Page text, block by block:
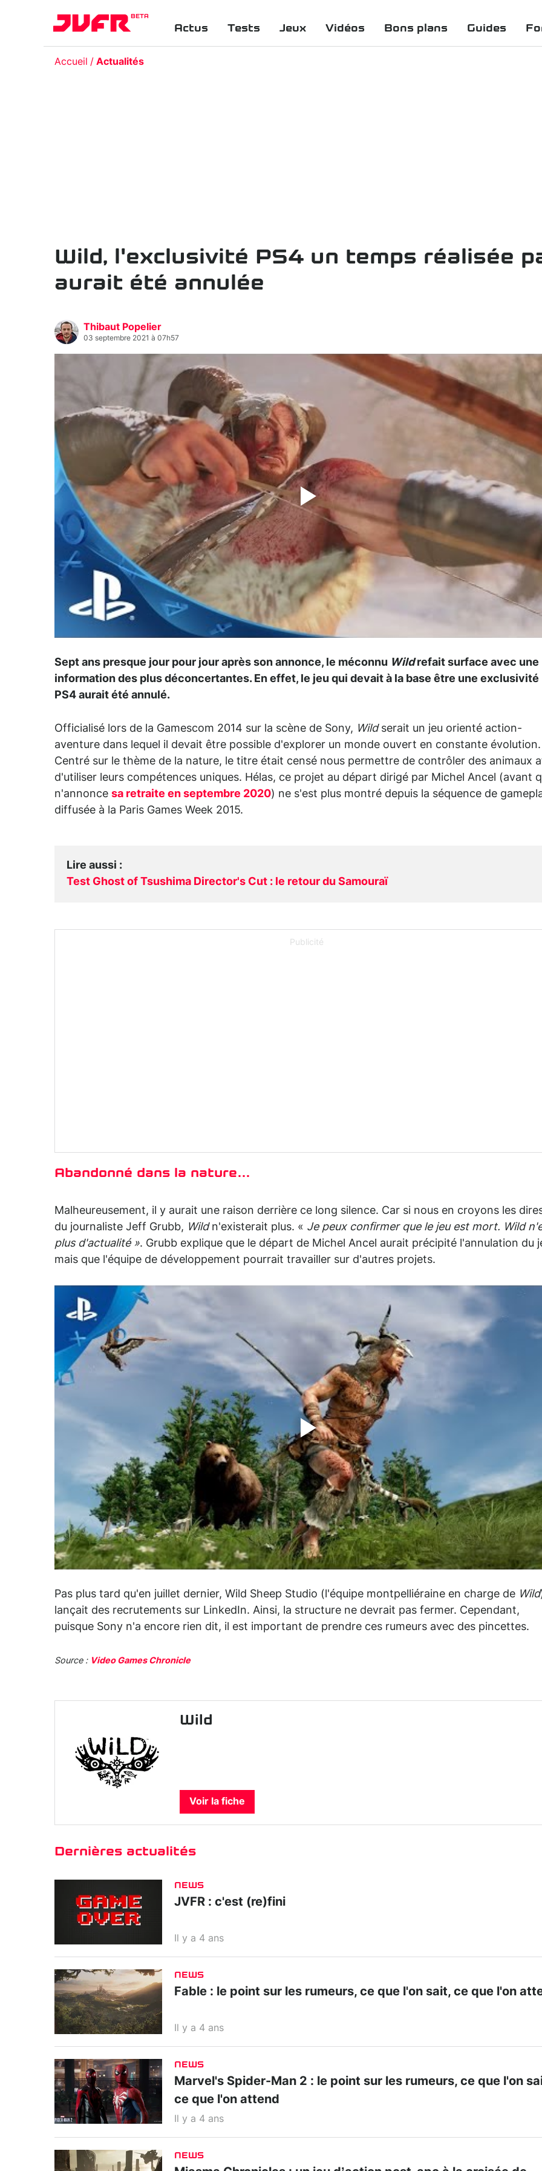
BETA
Actus Tests Jeux Vidéos Bons plans Guides
Accueil Actualités
Wild, l'exclusivité PS4 un temps réalisée
aurait été annulée
Thibaut Popelier
03 septembre 2021 à 07h57
Sept ans presque jour pour jour après son annonce, le méconnu Wildrefait surface avec une
information des plus déconcertantes. En effet, le jeu qui devait à la base être une exclusivité
PS4 aurait été annulé.
Officialisé lors de la Gamescom 2014 sur la scène de Sony, Wildserait un jeu orienté action-
aventure dans lequel il devait être possible d'explorer un monde ouvert en constante évolution.
Centré sur le thème de la nature, le titre était censé nous permettre de contrôler des animaux
d'utiliser leurs compétences uniques. Hélas, ce projet au départ dirigé par Michel Ancel (avant
n'annonce sa retraite en septembre 2020) ne s'est plus montré depuis la séquence de
diffusée à la Paris Games Week 2015.
Lire aussi :
Test Ghost of Tsushima Director's Cut : le retour du Samouraï
Publicité
Abandonné dans la nature…
Malheureusement, il y aurait une raison derrière ce long silence. Car si nous en croyons les
du journaliste Jeff Grubb, Wildn'existerait plus. « Je peux confirmer que le jeu est mort. Wild
plus d'actualité ». Grubb explique que le départ de Michel Ancel aurait précipité l'annulation du
mais que l'équipe de développement pourrait travailler sur d'autres projets.
Pas plus tard qu'en juillet dernier, Wild Sheep Studio (l'équipe montpelliéraine en charge de Wild
lançait des recrutements sur LinkedIn. Ainsi, la structure ne devrait pas fermer. Cependant,
puisque Sony n'a encore rien dit, il est important de prendre ces rumeurs avec des pincettes.
Source : Video Games Chronicle
Wild
Voir la fiche
Dernières actualités
NEWS
JVFR : c'est (re)fini
Il y a 4 ans
NEWS
Fable : le point sur les rumeurs, ce que l'on sait, ce que l'on
Il y a 4 ans
NEWS
Marvel's Spider-Man 2 : le point sur les rumeurs, ce que l'on
ce que l'on attend
Il y a 4 ans
NEWS